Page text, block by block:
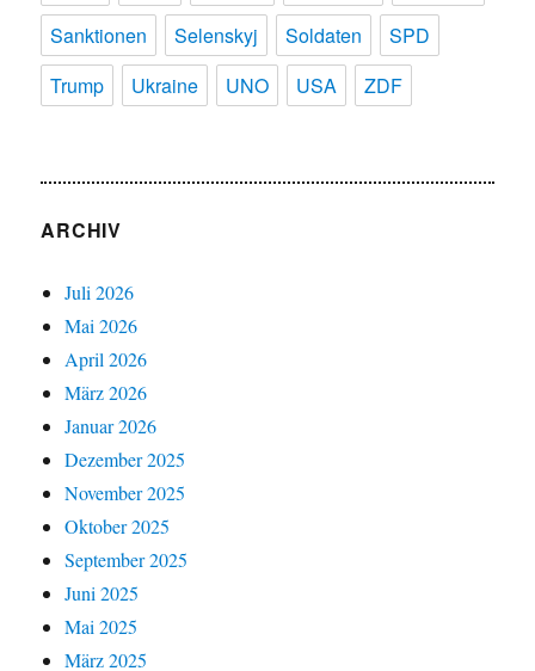
Sanktionen
Selenskyj Soldaten
SPD
Trump
Ukraine UNO USA ZDF
ARCHIV
Juli 2026
Mai 2026
April 2026
März 2026
Januar 2026
Dezember 2025
November 2025
Oktober 2025
September 2025
Juni 2025
Mai 2025
März 2025